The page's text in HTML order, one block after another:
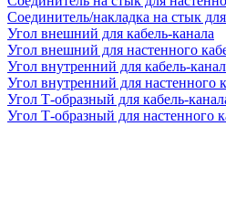
Соединитель/накладка на стык
Угол внешний для кабель-канала
Угол внешний для настенного
Угол внутренний для кабель-
Угол внутренний для настенного
Угол Т-образный для кабель-
Угол Т-образный для настенного